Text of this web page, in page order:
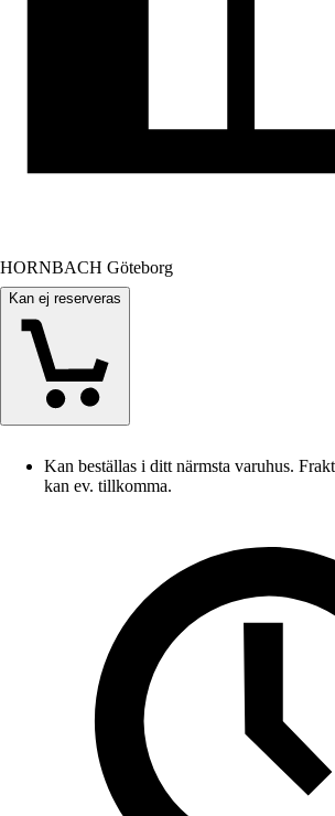
HORNBACH Göteborg
Kan ej reserveras
Kan beställas i ditt närmsta varuhus.
kan ev. tillkomma.